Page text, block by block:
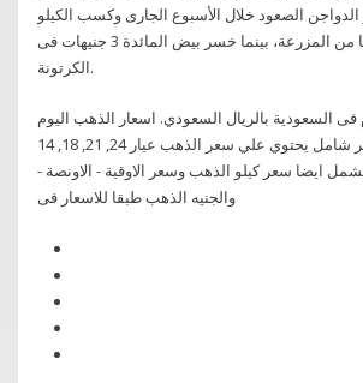
الصعود خلال الأسبوع الجارى وكسب الكيلو
جنيهين ليصل 25 جنيها من المزرعة، بينما خسر بيض المائدة 3 جنيهات فى
الكرتونة.
فى السعودية بالريال السعودي. اسعار الذهب اليوم
فى السعودية تقرير شامل يحتوي علي سعر الذهب عيار 24, 21, 18, 14
ايضا سعر كيلو الذهب وسعر الاوقية - الاونصة -
والجنيه الذهب طبقا للاسعار فى